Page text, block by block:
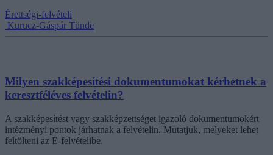
Érettségi-felvételi
Kurucz-Gáspár Tünde
Milyen szakképesítési dokumentumokat kérhetnek a
keresztféléves felvételin?
A szakképesítést vagy szakképzettséget igazoló dokumentumokért
intézményi pontok járhatnak a felvételin. Mutatjuk, melyeket lehet
feltölteni az E-felvételibe.